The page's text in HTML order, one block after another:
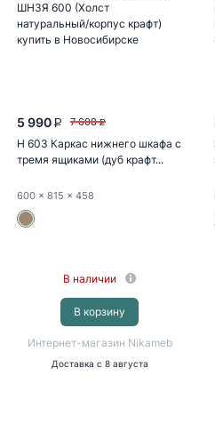
5 990 P 7 608 P
Н 603 Каркас нижнего шкафа с
тремя ящиками (дуб крафт...
600 x 815 x 458
В наличии
В корзину
Интернет-магазин Nikameb
Доставка с 8 августа